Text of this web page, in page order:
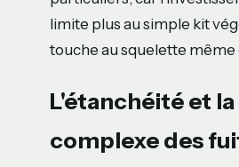
limite plus au simple kit
touche au squelette même
L'étanchéité et
complexe des